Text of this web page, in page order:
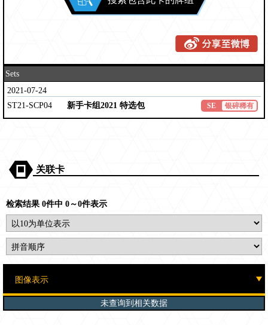
Sets
2021-07-24
ST21-SCP04
新手卡组2021 特选包 SE 银碎稀有
关联卡
检索结果 0件中 0～0件表示
未查询到相关数据